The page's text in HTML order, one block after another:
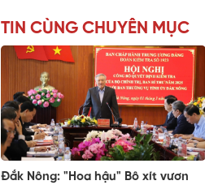
TIN CÙNG CHUYÊN MỤC
Đắk Nông: "Hoa hậu" Bô xít vươn